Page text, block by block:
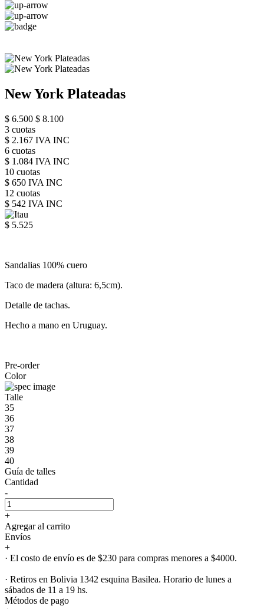
New York Plateadas
$ 6.500 $ 8.100
3 cuotas
$ 2.167 IVA INC
6 cuotas
$ 1.084 IVA INC
10 cuotas
$ 650 IVA INC
12 cuotas
$ 542 IVA INC
$ 5.525
Sandalias 100% cuero
Taco de madera (altura: 6,5cm).
Detalle de tachas.
Hecho a mano en Uruguay.
Pre-order
Color
Talle
35
36
37
38
39
40
Guía de talles
Cantidad
-
+
Agregar al carrito
Envíos
+
· El costo de envío es de $230 para compras menores a $4000.
· Retiros en Bolivia 1342 esquina Basilea. Horario de lunes a
sábados de 11 a 19 hs.
Métodos de pago